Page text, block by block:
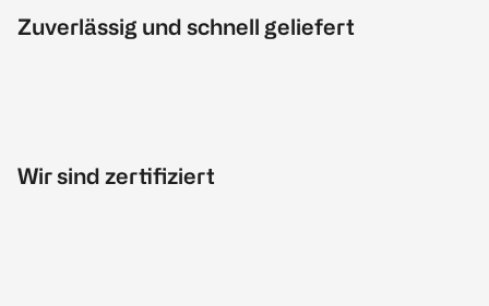
Zuverlässig und schnell geliefert
Wir sind zertifiziert